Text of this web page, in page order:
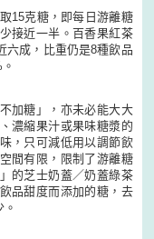
15克糖，即每日游離糖
接近一半。百香果紅茶
六成，比重仍是8種飲品
加糖」，亦未必能大大
濃縮果汁或果味糖漿的
，只可減低用以調節飲
間有限，限制了游離糖
的芝士奶蓋／奶蓋綠茶
品甜度而添加的糖，去